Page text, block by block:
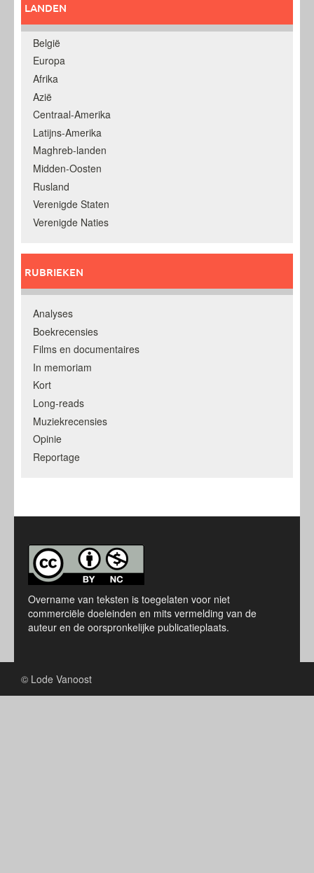
LANDEN
België
Europa
Afrika
Azië
Centraal-Amerika
Latijns-Amerika
Maghreb-landen
Midden-Oosten
Rusland
Verenigde Staten
Verenigde Naties
RUBRIEKEN
Analyses
Boekrecensies
Films en documentaires
In memoriam
Kort
Long-reads
Muziekrecensies
Opinie
Reportage
Overname van teksten is toegelaten voor niet
commerciële doeleinden en mits vermelding van de
auteur en de oorspronkelijke publicatieplaats.
© Lode Vanoost